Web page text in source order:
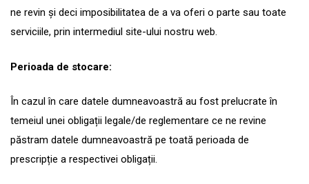
ne revin și deci imposibilitatea de a va oferi o parte sau toate
serviciile, prin intermediul site-ului nostru web.
Perioada de stocare:
În cazul în care datele dumneavoastră au fost prelucrate în
temeiul unei obligații legale/de reglementare ce ne revine
păstram datele dumneavoastră pe toată perioada de
prescripție a respectivei obligații.